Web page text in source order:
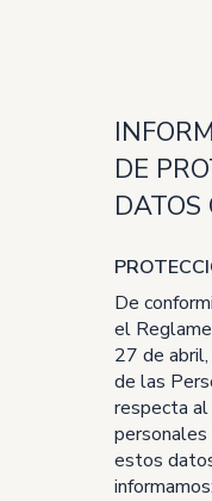
DE
DATOS
De
el
27 de
de las
respecta
personales
estos
informamos: